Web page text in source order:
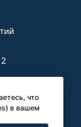
что
в вашем